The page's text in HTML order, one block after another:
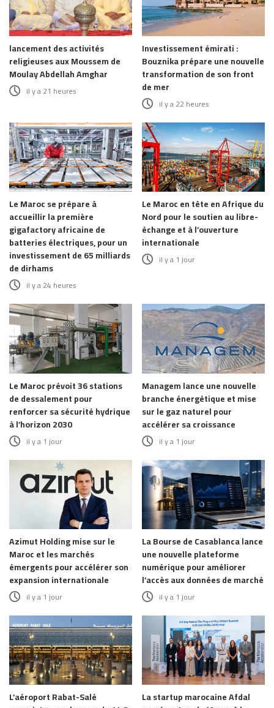
lancement des activités
religieuses aux Moussem de
Moulay Abdellah Amghar
il y a 21 heures
Investissement émirati :
Bouznika prépare une nouvelle
transformation de son front
de mer
il y a 22 heures
Le Maroc se prépare à
accueillir la première
gigafactory africaine de
batteries électriques, pour un
investissement de 65 milliards
de dirhams
il y a 24 heures
Le Maroc en tête en Afrique du
Nord pour le soutien au libre-
échange et à l’ouverture
internationale
il y a 1 jour
Le Maroc prévoit 36 stations
de dessalement pour
renforcer sa sécurité hydrique
à l’horizon 2030
il y a 1 jour
Managem lance une nouvelle
branche énergétique et mise
sur le gaz naturel pour
accélérer sa croissance
il y a 1 jour
Azimut Holding mise sur le
Maroc et les marchés
émergents pour accélérer son
expansion internationale
il y a 1 jour
La Bourse de Casablanca lance
une nouvelle plateforme
numérique pour améliorer
l’accès aux données de marché
il y a 1 jour
L’aéroport Rabat-Salé
La startup marocaine Afdal